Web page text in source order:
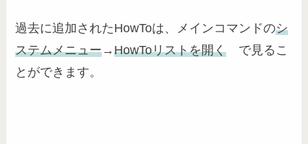
過去に追加されたHowToは、メインコマンドのシ
ステムメニュー→HowToリストを開く で見るこ
とができます。